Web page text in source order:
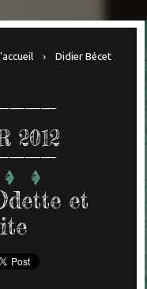
Didier Bécet
2012
et